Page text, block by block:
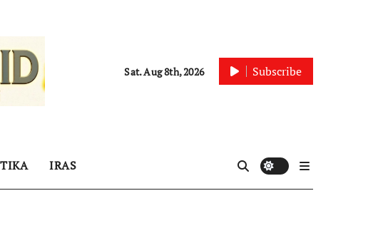
Sat. Aug 8th, 2026 Subscribe
IRAS